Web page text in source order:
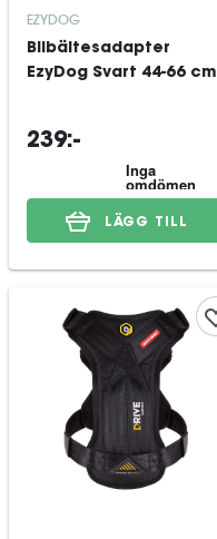
EZYDOG
Bilbältesadapter
EzyDog Svart 44-66 cm
239:-
LÄGG TILL